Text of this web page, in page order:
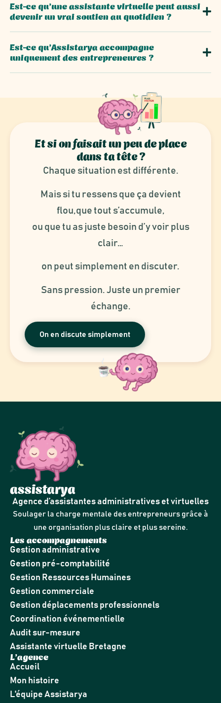
Est-ce qu’une assistante virtuelle peut aussi
devenir un vrai soutien au quotidien ?
Est-ce qu’Assistarya accompagne
uniquement des entrepreneures ?
Et si on faisait un peu de place
dans ta tête ?
Chaque situation est différente.
Mais si tu ressens que ça devient
flou,que tout s’accumule,
ou que tu as juste besoin d’y voir plus
clair…
on peut simplement en discuter.
Sans pression. Juste un premier
échange.
On en discute simplement
assistarya
Agence d’assistantes administratives et virtuelles
Soulager la charge mentale des entrepreneurs grâce à
une organisation plus claire et plus sereine.
Les accompagnements
Gestion administrative
Gestion pré-comptabilité
Gestion Ressources Humaines
Gestion commerciale
Gestion déplacements professionnels
Coordination événementielle
Audit sur-mesure
Assistante virtuelle Bretagne
L’agence
Accueil
Mon histoire
L'équipe Assistarya